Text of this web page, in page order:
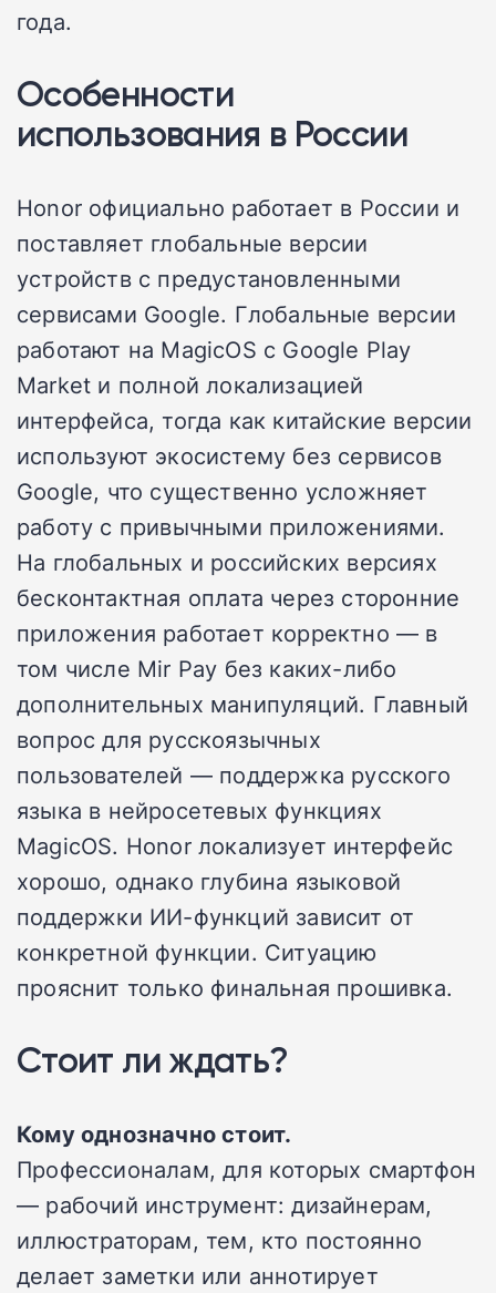
года.
Особенности
использования в России
Honor официально работает в России и
поставляет глобальные версии
устройств с предустановленными
сервисами Google. Глобальные версии
работают на MagicOS с Google Play
Market и полной локализацией
интерфейса, тогда как китайские версии
используют экосистему без сервисов
Google, что существенно усложняет
работу с привычными приложениями.
На глобальных и российских версиях
бесконтактная оплата через сторонние
приложения работает корректно — в
том числе Mir Pay без каких-либо
дополнительных манипуляций. Главный
вопрос для русскоязычных
пользователей — поддержка русского
языка в нейросетевых функциях
MagicOS. Honor локализует интерфейс
хорошо, однако глубина языковой
поддержки ИИ-функций зависит от
конкретной функции. Ситуацию
прояснит только финальная прошивка.
Стоит ли ждать?
Кому однозначно стоит.
Профессионалам, для которых смартфон
— рабочий инструмент: дизайнерам,
иллюстраторам, тем, кто постоянно
делает заметки или аннотирует